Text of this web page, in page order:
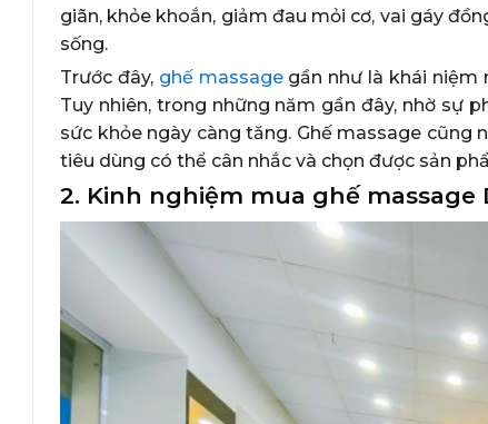
giãn, khỏe khoắn, giảm đau mỏi cơ, vai gáy
sống.
Trước đây,ghế massagegần như là khái niệm
Tuy nhiên, trong những năm gần đây, nhờ sự
sức khỏe ngày càng tăng. Ghế massage cũng
tiêu dùng có thể cân nhắc và chọn được sản
2. Kinh nghiệm mua ghế massage